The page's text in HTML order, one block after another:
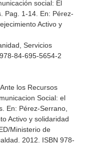
social: El
Pag. 1-14. En: Pérez-
Activo y
Servicios
84-695-5654-2
los Recursos
Social: el
En: Pérez-Serrano,
Activo y solidaridad
Ministerio de
2012. ISBN 978-